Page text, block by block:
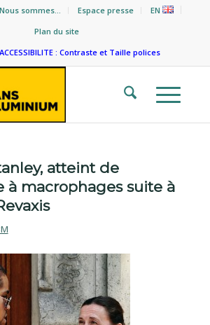
police
Nous sommes… Espace presse
EN
Plan du site
: Contraste et Taille polices
atteint de
à macrophages suite à